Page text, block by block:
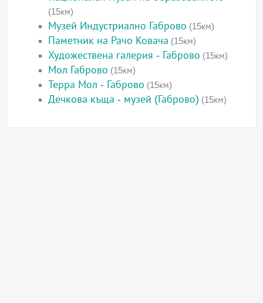
(15км)
Музей Индустриално Габрово (15км)
Паметник на Рачо Ковача (15км)
Художествена галерия - Габрово (15км)
Мол Габрово (15км)
Терра Мол - Габрово (15км)
Дечкова къща - музей (Габрово) (15км)